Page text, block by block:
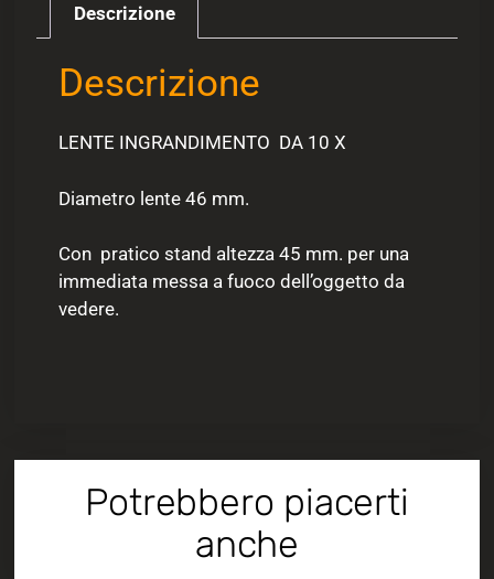
Descrizione
Descrizione
LENTE INGRANDIMENTO DA 10 X
Diametro lente 46 mm.
Con pratico stand altezza 45 mm. per una
immediata messa a fuoco dell’oggetto da
vedere.
Potrebbero piacerti
anche